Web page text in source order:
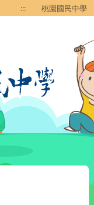
::: 桃園國民中學